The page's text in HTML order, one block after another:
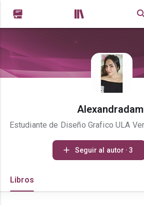
Estudiante de Diseño Grafico ULA
Seguir al autor · 3
Libros